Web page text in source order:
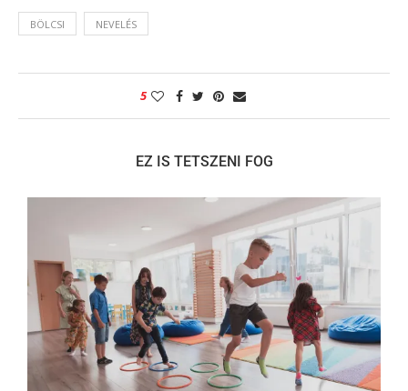
BÖLCSI NEVELÉS
5
EZ IS TETSZENI FOG